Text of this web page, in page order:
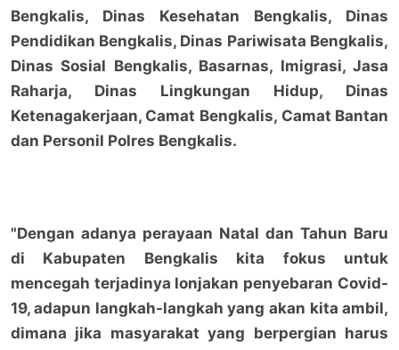
Bengkalis, Dinas Kesehatan Bengkalis, Dinas
Pendidikan Bengkalis, Dinas Pariwisata Bengkalis,
Dinas Sosial Bengkalis, Basarnas, Imigrasi, Jasa
Raharja, Dinas Lingkungan Hidup, Dinas
Ketenagakerjaan, Camat Bengkalis, Camat Bantan
dan Personil Polres Bengkalis.
"Dengan adanya perayaan Natal dan Tahun Baru
di Kabupaten Bengkalis kita fokus untuk
mencegah terjadinya lonjakan penyebaran Covid-
19, adapun langkah-langkah yang akan kita ambil,
dimana jika masyarakat yang berpergian harus